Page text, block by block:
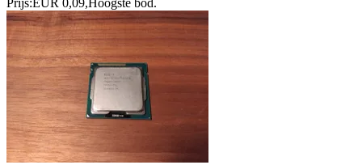
Prijs:EUR 0,09,Hoogste bod.